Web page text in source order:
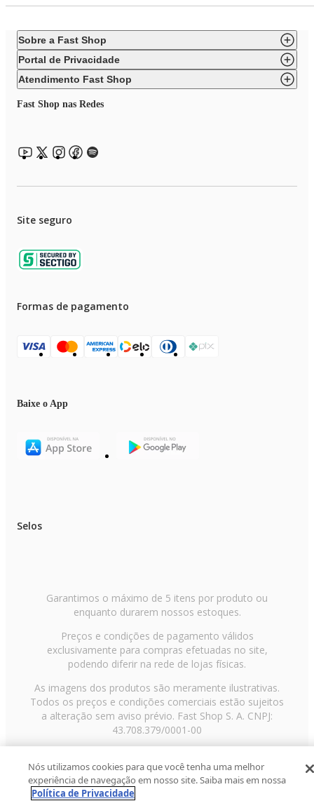
Sobre a Fast Shop
Portal de Privacidade
Atendimento Fast Shop
Fast Shop nas Redes
Site seguro
Formas de pagamento
Baixe o App
Selos
Garantimos o máximo de 5 itens por produto ou
enquanto durarem nossos estoques.
Preços e condições de pagamento válidos
exclusivamente para compras efetuadas no site,
podendo diferir na rede de lojas físicas.
As imagens dos produtos são meramente ilustrativas.
Todos os preços e condições comerciais estão sujeitos
a alteração sem aviso prévio. Fast Shop S. A. CNPJ:
43.708.379/0001-00
Paulo/SP, CEP 02029-001, Telefone: 11 3003-3728 ©
2013 Fast Shop - Todos os direitos reservadosRF
Nós utilizamos cookies para que você tenha uma melhor
experiência de navegação em nosso site. Saiba mais em nossa
Política de Privacidade